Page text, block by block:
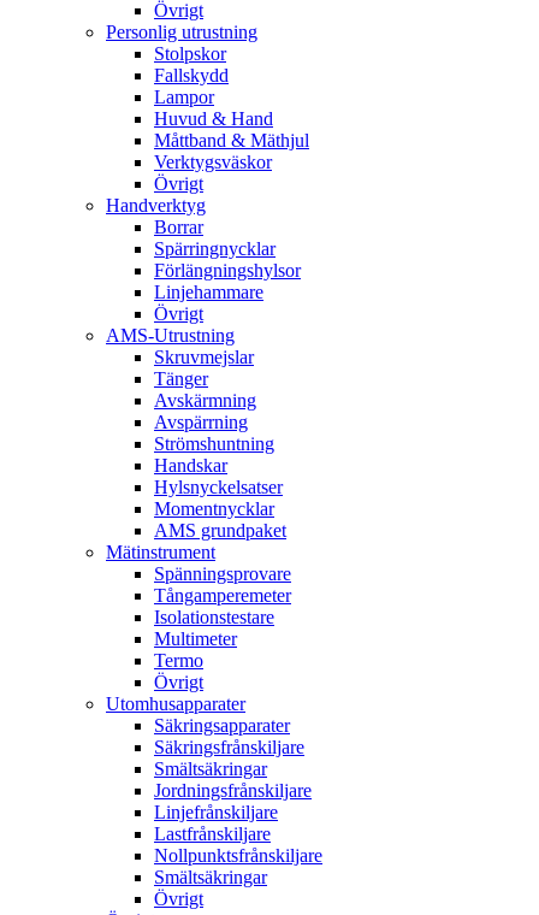
Övrigt
Personlig utrustning
Stolpskor
Fallskydd
Lampor
Huvud & Hand
Måttband & Mäthjul
Verktygsväskor
Övrigt
Handverktyg
Borrar
Spärringnycklar
Förlängningshylsor
Linjehammare
Övrigt
AMS-Utrustning
Skruvmejslar
Tänger
Avskärmning
Avspärrning
Strömshuntning
Handskar
Hylsnyckelsatser
Momentnycklar
AMS grundpaket
Mätinstrument
Spänningsprovare
Tångamperemeter
Isolationstestare
Multimeter
Termo
Övrigt
Utomhusapparater
Säkringsapparater
Säkringsfrånskiljare
Smältsäkringar
Jordningsfrånskiljare
Linjefrånskiljare
Lastfrånskiljare
Nollpunktsfrånskiljare
Smältsäkringar
Övrigt